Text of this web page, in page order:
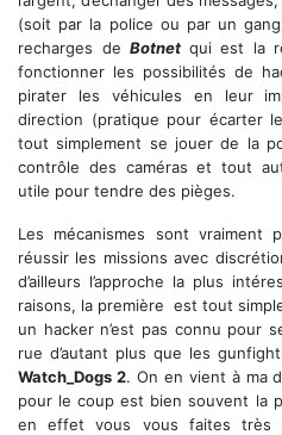
(soit par la police ou par un
recharges deBotnet qui est la
fonctionner les possibilités de
pirater les véhicules en leur
direction (pratique pour écarter
tout simplement se jouer de la
contrôle des caméras et tout
utile pour tendre des pièges.
Les mécanismes sont
réussir les missions avec
d’ailleurs l’approche la plus
raisons, la première est tout
un hacker n’est pas connu pour
rue d’autant plus que les
Watch_Dogs 2. On en vient à ma
pour le coup est bien souvent la
en effet vous vous faites très